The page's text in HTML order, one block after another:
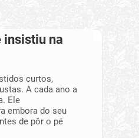
insistiu na
curtos,
A cada ano a
Ele
embora do seu
de pôr o pé